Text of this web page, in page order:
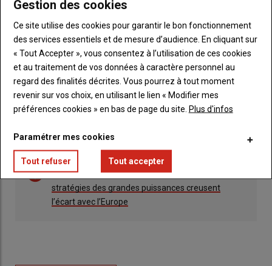
Lire aussi :
Marché mondial des céréales : les
stratégies des grandes puissances creusent
l’écart avec l’Europe
Gestion des cookies
Ce site utilise des cookies pour garantir le bon fonctionnement
des services essentiels et de mesure d’audience. En cliquant sur
« Tout Accepter », vous consentez à l’utilisation de ces cookies
et au traitement de vos données à caractère personnel au
regard des finalités décrites. Vous pourrez à tout moment
revenir sur vos choix, en utilisant le lien « Modifier mes
préférences cookies » en bas de page du site. Plus d'infos
Paramétrer mes cookies
Tout refuser Tout accepter